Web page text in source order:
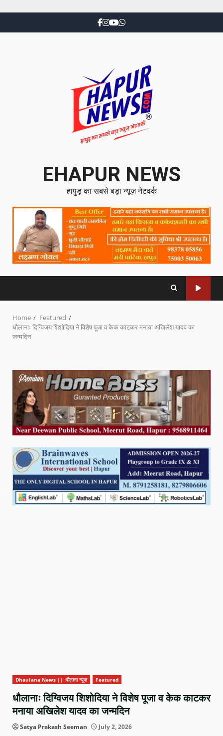
EHAPUR NEWS
हापुड़ का सबसे बड़ा न्यूज़ नेटवर्क
Home
Featured
धौलानाः दिग्विजय शिशोदिया ने विशेष पूजा व केक काटकर मनाया अखिलेश यादव का
जन्मदिन
Dhaulana News || धौलाना न्यूज़ Featured
धौलानाः दिग्विजय शिशोदिया ने विशेष पूजा व केक काटकर
मनाया अखिलेश यादव का जन्मदिन
Satya Prakash Seeman July 2, 2026